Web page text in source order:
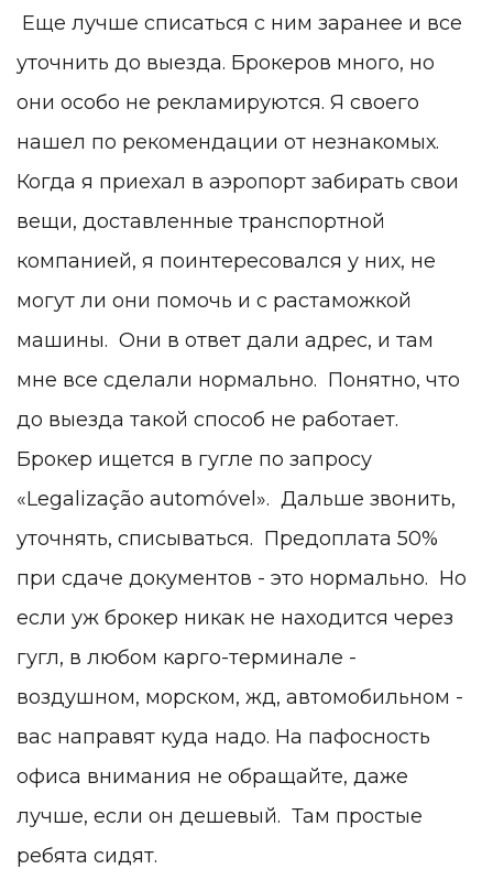
Еще лучше списаться с ним заранее и все
уточнить до выезда. Брокеров много, но
они особо не рекламируются. Я своего
нашел по рекомендации от незнакомых.
Когда я приехал в аэропорт забирать свои
вещи, доставленные транспортной
компанией, я поинтересовался у них, не
могут ли они помочь и с растаможкой
машины. Они в ответ дали адрес, и там
мне все сделали нормально. Понятно, что
до выезда такой способ не работает.
Брокер ищется в гугле по запросу
«Legalização automóvel». Дальше звонить,
уточнять, списываться. Предоплата 50%
при сдаче документов - это нормально. Но
если уж брокер никак не находится через
гугл, в любом карго-терминале -
воздушном, морском, жд, автомобильном -
вас направят куда надо. На пафосность
офиса внимания не обращайте, даже
лучше, если он дешевый. Там простые
ребята сидят.